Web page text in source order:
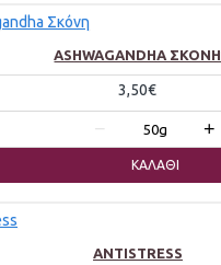
ASHWAGANDHA ΣΚΌΝΗ
3,50€
− 50g +
ΚΑΛΆΘΙ
ANTISTRESS